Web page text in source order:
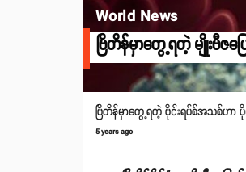
World News
ဗြိတိန်မှာတွေ့ရတဲ့ မျိုးဗီဇပ
ဗြိတိန်မှာတွေ့ရတဲ့ ဗိုင်းရပ်စ်အသစ်ဟာ ပိုမို
5 years ago